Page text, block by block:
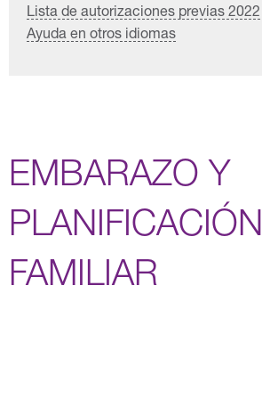
Lista de autorizaciones previas 2022
Ayuda en otros idiomas
EMBARAZO Y
PLANIFICACIÓN
FAMILIAR